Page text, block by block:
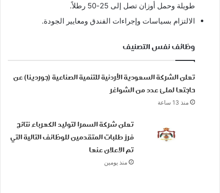
طويلة وحمل أوزان تصل إلى 25-50 رطلاً.
الالتزام بسياسات وإجراءات الفندق ومعايير الجودة.
وظائف نفس التصنيف
تعلن الشركة السعودية الأردنية للتنمية الصناعية (جوردينا) عن
حاجتها لملئ عدد من الشواغر
منذ 13 ساعة
تعلن شركة السمرا لتوليد الكهرباء نتائج
فرز طلبات المتقدمين للوظائف التالية التي
تم الاعلان عنها
منذ يومين